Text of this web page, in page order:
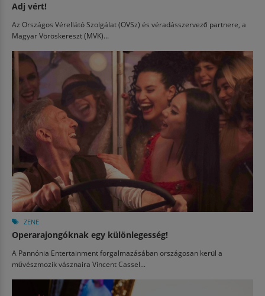
Adj vért!
Az Országos Vérellátó Szolgálat (OVSz) és véradásszervező partnere, a
Magyar Vöröskereszt (MVK)...
ZENE
Operarajongóknak egy különlegesség!
A Pannónia Entertainment forgalmazásában országosan kerül a
művészmozik vásznaira Vincent Cassel...